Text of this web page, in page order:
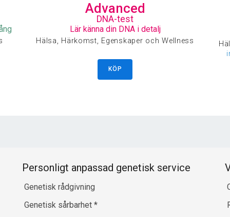
Advanced
DNA-test
Lär känna din DNA i detalj
Hälsa, Härkomst, Egenskaper och Wellness
KÖP
Personligt anpassad genetisk service
Genetisk rådgivning
Genetisk sårbarhet *